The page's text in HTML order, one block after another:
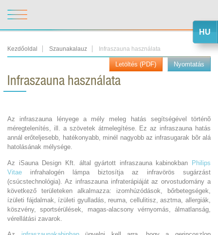
Kezdőoldal Szaunakalauz Infraszauna használata
Nyomtatás
Letöltés (PDF)
Infraszauna használata
Az infraszauna lényege a mély meleg hatás segítségével történõ
méregtelenítés, ill. a szövetek átmelegítése. Ez az infraszauna hatás
annál erőteljesebb, hatékonyabb, minél nagyobb az infrasugarak bõr alá
hatolásának mélysége.
Az iSauna Design Kft. által gyártott infraszauna kabinokban Philips
Vitae infrahalogén lámpa biztosítja az infravörös sugárzást
(csúcstechnológia). Az infraszauna infraterápiáját az orvostudomány a
következő területeken alkalmazza: izomhúzódások, bőrbetegségek,
ízületi fájdalmak, ízületi gyulladás, reuma, cellulitisz, asztma, allergiák,
köszvény, sportsérülések, magas-alacsony vérnyomás, álmatlanság,
vérellátási zavarok.
HU